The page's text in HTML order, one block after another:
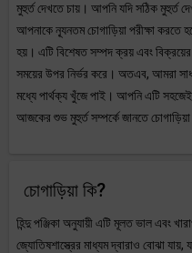
মুহুর্ত দেখতে চায়। আপনি যদি সঠিক মুহুর্ত
আপনাকে ন্যূনতম চোগাড়িয়া পরীক্ষা করতে
হয়। এটি বিশেষত সম্পদ ক্রয় এবং বিক্রয়ের
সময়ের উপর নির্ভর করে। অতএব, আমরা
মধ্যে পার্থক্য খুঁজে পাই। আপনি এটি
আজকের শুভ মুহুর্ত সম্পর্কে জানতে
চোগাড়িয়া কি?
হিন্দু পঞ্জিকা অনুযায়ী এটি মূলত ভাল এবং
জ্যোতিষশাস্ত্রের মাধ্যম দ্বারাও বোঝা যায়,